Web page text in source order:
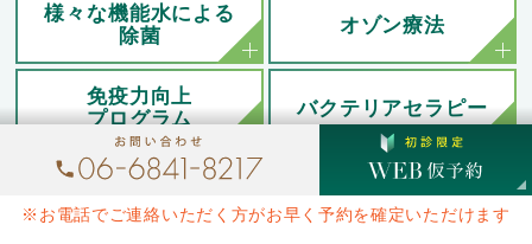
様々な機能水による
除菌
オゾン療法
免疫力向上
プログラム
バクテリアセラピー
ホームケア
※お電話でご連絡いただく方がお早く予約を確定いただけます